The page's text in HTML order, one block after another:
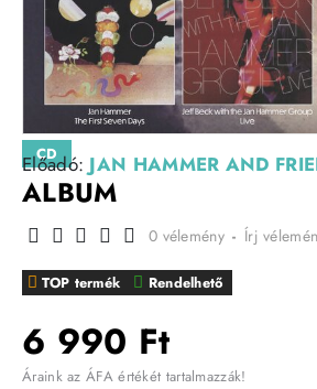
CD
Előadó: JAN HAMMER AND
ALBUM
TOP termék Rendelhető
0 vélemény - Írj
6 990 Ft
Áraink az ÁFA értékét tartalmazzák!